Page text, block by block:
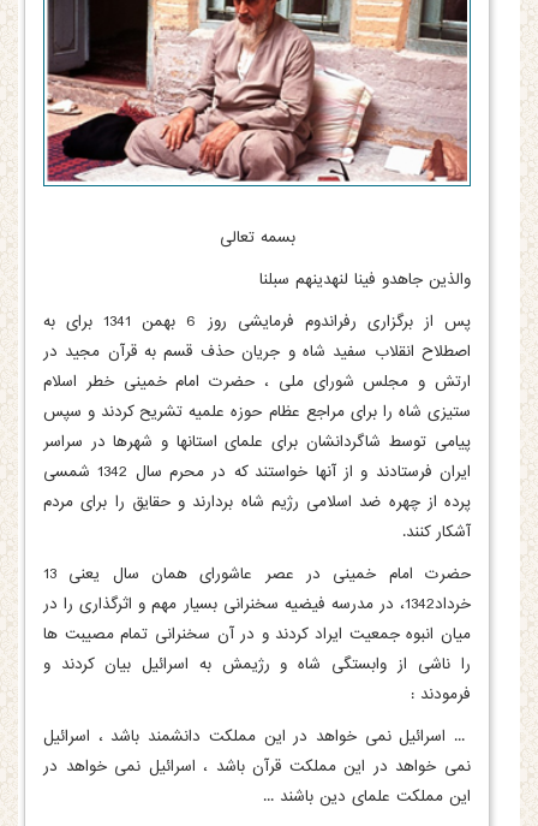
بسمه تعالی
والذین جاهدو فینا لنهدینهم سبلنا
پس از برگزاری رفراندوم فرمایشی روز 6 بهمن 1341 برای به
اصطلاح انقلاب سفید شاه و جریان حذف قسم به قرآن مجید در
ارتش و مجلس شورای ملی ، حضرت امام خمینی خطر اسلام
ستیزی شاه را برای مراجع عظام حوزه علمیه تشریح کردند و سپس
پیامی توسط شاگردانشان برای علمای استانها و شهرها در سراسر
ایران فرستادند و از آنها خواستند که در محرم سال 1342 شمسی
پرده از چهره ضد اسلامی رژیم شاه بردارند و حقایق را برای مردم
آشکار کنند.
حضرت امام خمینی در عصر عاشورای همان سال یعنی 13
خرداد1342، در مدرسه فیضیه سخنرانی بسیار مهم و اثرگذاری را در
میان انبوه جمعیت ایراد کردند و در آن سخنرانی تمام مصیبت ها
را ناشی از وابستگی شاه و رژیمش به اسرائیل بیان کردند و
فرمودند :
... اسرائیل نمی خواهد در این مملکت دانشمند باشد ، اسرائیل
نمی خواهد در این مملکت قرآن باشد ، اسرائیل نمی خواهد در
این مملکت علمای دین باشند ...